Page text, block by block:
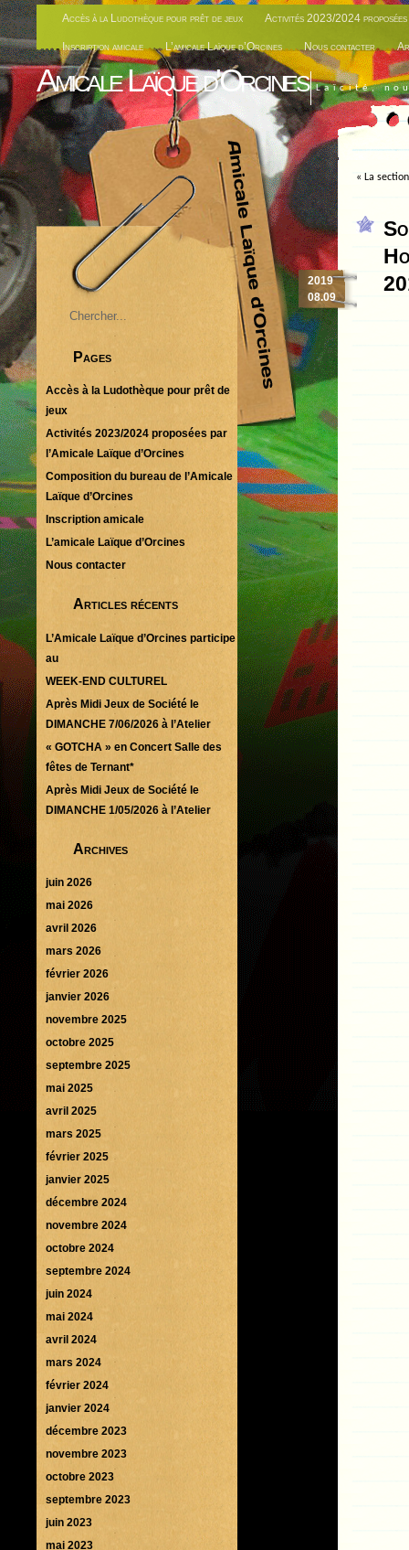
Accès à la Ludothèque pour prêt de jeux Activités 2023/2024 proposées
Inscription amicale L’amicale Laïque d’Orcines Nous contacter
Amicale Laïque d'Orcines Laïcité,
« La
2019
08.09
Pages
Accès à la Ludothèque pour prêt de
jeux
Activités 2023/2024 proposées par
l’Amicale Laïque d’Orcines
Composition du bureau de l’Amicale
Laïque d’Orcines
Inscription amicale
L’amicale Laïque d’Orcines
Nous contacter
Articles récents
L’Amicale Laïque d’Orcines participe
au
WEEK-END CULTUREL
Après Midi Jeux de Société le
DIMANCHE 7/06/2026 à l’Atelier
« GOTCHA » en Concert Salle des
fêtes de Ternant*
Après Midi Jeux de Société le
DIMANCHE 1/05/2026 à l’Atelier
Archives
juin 2026
mai 2026
avril 2026
mars 2026
février 2026
janvier 2026
novembre 2025
octobre 2025
septembre 2025
mai 2025
avril 2025
mars 2025
février 2025
janvier 2025
décembre 2024
novembre 2024
octobre 2024
septembre 2024
juin 2024
mai 2024
avril 2024
mars 2024
février 2024
janvier 2024
décembre 2023
novembre 2023
octobre 2023
septembre 2023
juin 2023
mai 2023